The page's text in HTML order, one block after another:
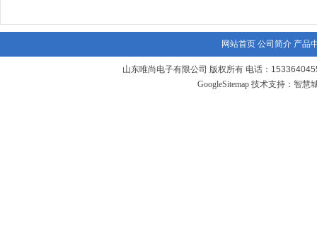
网站首页 公司简介 产品
山东唯尚电子有限公司 版权所有 电话：
GoogleSitemap技术支持： 智慧